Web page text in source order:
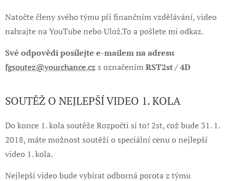
Natočte členy svého týmu při finančním vzdělávání, video
nahrajte na YouTube nebo Ulož.To a pošlete mi odkaz.
Své odpovědi posílejte e-mailem na adresu
fgsoutez@yourchance.cz s označenímRST2st / 4D
SOUTĚŽ O NEJLEPŠÍ VIDEO 1. KOLA
Do konce 1. kola soutěže Rozpočti si to! 2st, což bude 31. 1.
2018, máte možnost soutěži o speciální cenu o nejlepší
video 1. kola.
Nejlepší video bude vybírat odborná porota z týmu